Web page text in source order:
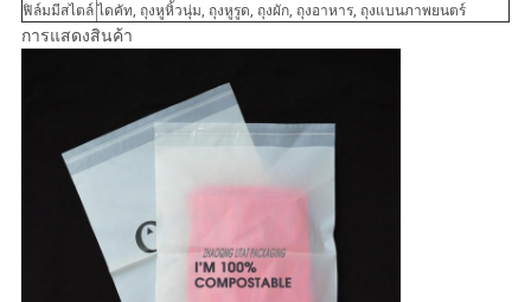
ฟิล์มมีสไตล์ ไดคัท, ถุงหูหิ้วนุ่ม, ถุงหูรูด, ถุงผัก, ถุงอาหาร, ถุงแบนภาพยนตร์
การแสดงสินค้า